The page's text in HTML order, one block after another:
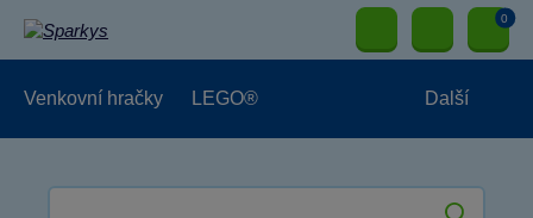
0
Venkovní hračky LEGO® Další